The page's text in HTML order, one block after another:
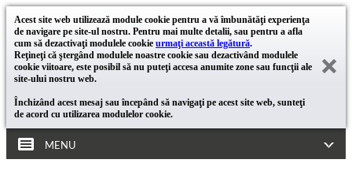
Acest site web utilizează module cookie pentru a vă îmbunătăţi experienţa
de navigare pe site-ul nostru. Pentru mai multe detalii, sau pentru a afla
cum să dezactivaţi modulele cookie urmaţi această legătură.
Reţineţi că ştergând modulele noastre cookie sau dezactivând modulele
cookie viitoare, este posibil să nu puteţi accesa anumite zone sau funcţii ale
site-ului nostru web.
Închizând acest mesaj sau începând să navigaţi pe acest site web, sunteţi
de acord cu utilizarea modulelor cookie.
MENU